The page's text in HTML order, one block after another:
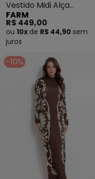
Vestido Midi Alça
(Branco)
FARM
R$ 449,00
ou 10x de R$ 44,90 sem
juros
-10%